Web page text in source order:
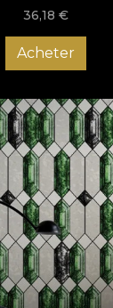
36,18 €
Acheter